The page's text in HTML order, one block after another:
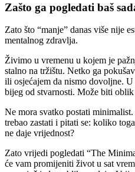
Zašto ga pogledati baš
Zato što “manje” danas više nije
mentalnog zdravlja.
Živimo u vremenu u kojem je
stalno na tržištu. Netko ga
ili osjećajem da nismo dovoljne.
bijeg od stvarnosti. Može biti oblik
Ne mora svatko postati
trebao zastati i pitati se: koliko
ne daje vrijednost?
Zato vrijedi pogledati “The
će vam promijeniti život u sat